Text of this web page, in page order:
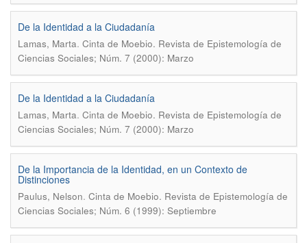
De la Identidad a la Ciudadanía
Lamas, Marta. Cinta de Moebio. Revista de Epistemología de
Ciencias Sociales; Núm. 7 (2000): Marzo
De la Identidad a la Ciudadanía
Lamas, Marta. Cinta de Moebio. Revista de Epistemología de
Ciencias Sociales; Núm. 7 (2000): Marzo
De la Importancia de la Identidad, en un Contexto de
Distinciones
Paulus, Nelson. Cinta de Moebio. Revista de Epistemología de
Ciencias Sociales; Núm. 6 (1999): Septiembre